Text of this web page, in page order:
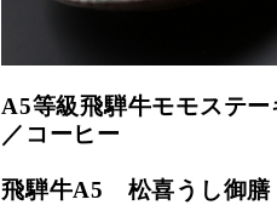
A5等級飛騨牛モモステー
／コーヒー
飛騨牛A5 松喜うし御膳